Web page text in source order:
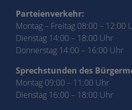
Parteienverkehr:
Montag – Freitag 08:00 – 12:00
Dienstag 14:00 – 18:00 Uhr
Donnerstag 14:00 – 16:00 Uhr
Sprechstunden des
Montag 09:00 – 11:00 Uhr
Dienstag 16:00 – 18:00 Uhr